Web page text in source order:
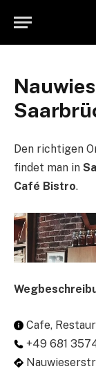
Den richtigen
findet man in
Café Bistro.
Cafe,
+49 681